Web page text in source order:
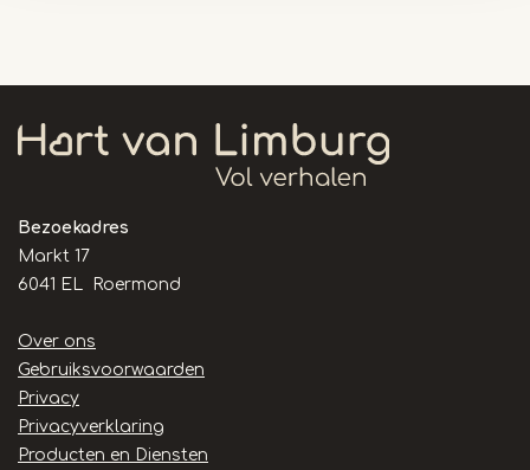
Bezoekadres
Markt 17
6041 EL Roermond
Handige
links
Over ons
Gebruiksvoorwaarden
Privacy
Privacyverklaring
Producten en Diensten